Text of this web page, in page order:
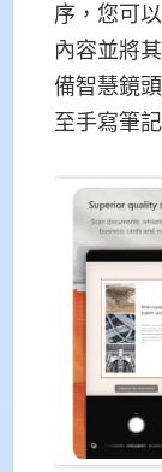
序，您可
內容並將
備智慧鏡
至手寫筆記